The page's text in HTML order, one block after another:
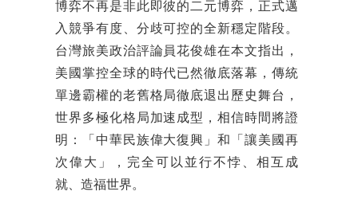
博弈不再是非此即彼的二元博弈，正式邁
入競爭有度、分歧可控的全新穩定階段。
台灣旅美政治評論員花俊雄在本文指出，
美國掌控全球的時代已然徹底落幕，傳統
單邊霸權的老舊格局徹底退出歷史舞台，
世界多極化格局加速成型，相信時間將證
明：「中華民族偉大復興」和「讓美國再
次偉大」，完全可以並行不悖、相互成
就、造福世界。